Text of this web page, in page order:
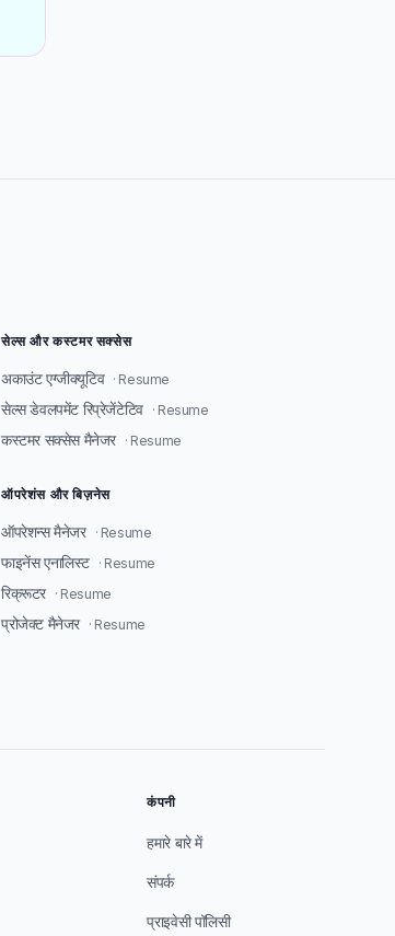
सेल्स और कस्टमर सक्सेस
अकाउंट एग्जीक्यूटिव · Resume
सेल्स डेवलपमेंट रिप्रेजेंटेटिव · Resume
कस्टमर सक्सेस मैनेजर · Resume
ऑपरेशंस और बिज़नेस
ऑपरेशन्स मैनेजर · Resume
फाइनेंस एनालिस्ट · Resume
रिक्रूटर · Resume
प्रोजेक्ट मैनेजर · Resume
कंपनी
हमारे बारे में
संपर्क
प्राइवेसी पॉलिसी